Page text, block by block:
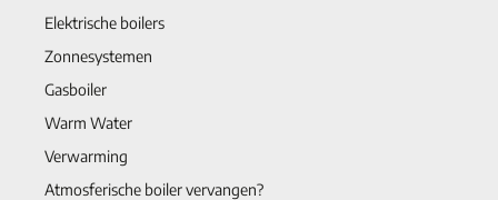
Elektrische boilers
Zonnesystemen
Gasboiler
Warm Water
Verwarming
Atmosferische boiler vervangen?